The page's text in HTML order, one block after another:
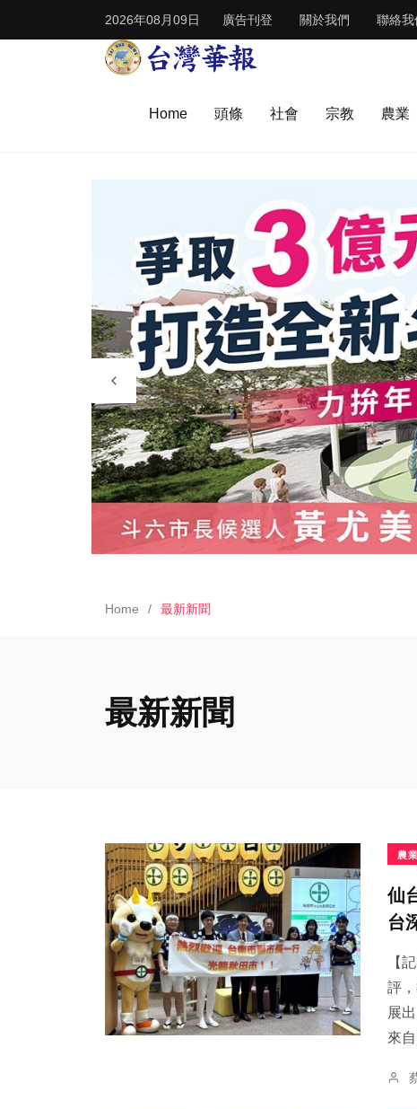
2026年08月09日 廣告刊登 關於我們 聯絡我
Home 頭條 社會 宗教 農業
Home 最新新聞
最新新聞
農業
仙
台
【
評
展
來